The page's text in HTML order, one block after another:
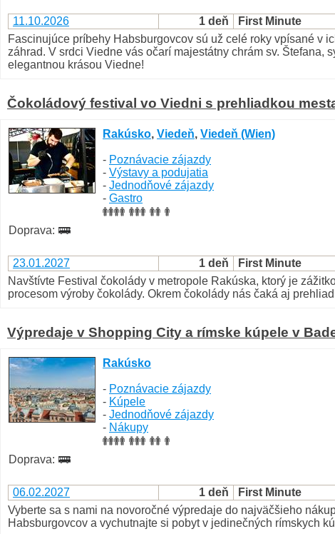
11.10.2026 1 deň First Minute
Fascinujúce príbehy Habsburgovcov sú už celé roky vpísané v
záhrad. V srdci Viedne vás očarí majestátny chrám sv.
elegantnou krásou Viedne!
Čokoládový festival vo Viedni s prehliadkou
Rakúsko, Viedeň, Viedeň (Wien)
- Poznávacie zájazdy
- Výstavy a podujatia
- Jednodňové zájazdy
- Gastro
Doprava:
23.01.2027 1 deň First Minute
Navštívte Festival čokolády v metropole Rakúska, ktorý je
procesom výroby čokolády. Okrem čokolády nás čaká aj
Výpredaje v Shopping City a rímske kúpele v
Rakúsko
- Poznávacie zájazdy
- Kúpele
- Jednodňové zájazdy
- Nákupy
Doprava:
06.02.2027 1 deň First Minute
Vyberte sa s nami na novoročné výpredaje do najväčšieho
Habsburgovcov a vychutnajte si pobyt v jedinečných rímskych